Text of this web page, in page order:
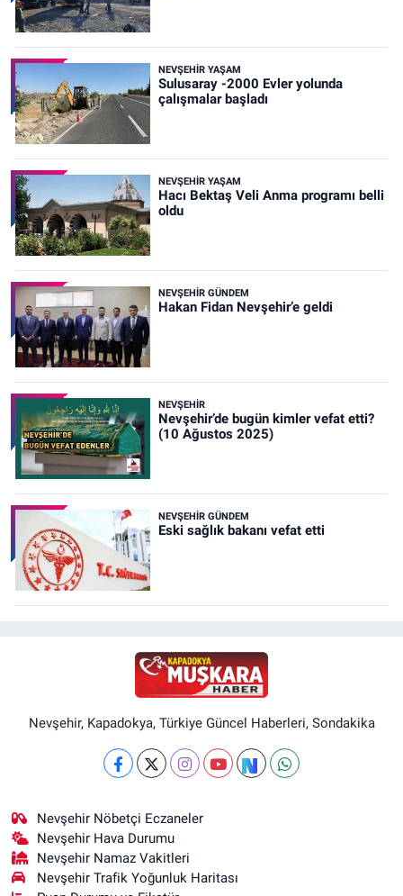
NEVŞEHIR YAŞAM
Sulusaray -2000 Evler yolunda
çalışmalar başladı
NEVŞEHIR YAŞAM
Hacı Bektaş Veli Anma programı belli
oldu
NEVŞEHIR GÜNDEM
Hakan Fidan Nevşehir’e geldi
NEVŞEHIR
Nevşehir’de bugün kimler vefat etti?
(10 Ağustos 2025)
NEVŞEHIR GÜNDEM
Eski sağlık bakanı vefat etti
Nevşehir, Kapadokya, Türkiye Güncel Haberleri, Sondakika
Nevşehir Nöbetçi Eczaneler
Nevşehir Hava Durumu
Nevşehir Namaz Vakitleri
Nevşehir Trafik Yoğunluk Haritası